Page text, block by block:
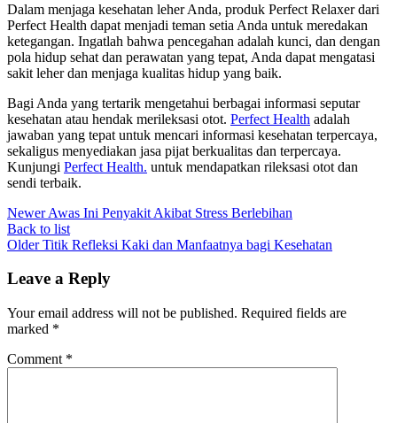
Dalam menjaga kesehatan leher Anda, produk Perfect Relaxer dari
Perfect Health dapat menjadi teman setia Anda untuk meredakan
ketegangan. Ingatlah bahwa pencegahan adalah kunci, dan dengan
pola hidup sehat dan perawatan yang tepat, Anda dapat mengatasi
sakit leher dan menjaga kualitas hidup yang baik.
Bagi Anda yang tertarik mengetahui berbagai informasi seputar
kesehatan atau hendak merileksasi otot. Perfect Health adalah
jawaban yang tepat untuk mencari informasi kesehatan terpercaya,
sekaligus menyediakan jasa pijat berkualitas dan terpercaya.
Kunjungi Perfect Health. untuk mendapatkan rileksasi otot dan
sendi terbaik.
Newer Awas Ini Penyakit Akibat Stress Berlebihan
Back to list
Older Titik Refleksi Kaki dan Manfaatnya bagi Kesehatan
Leave a Reply
Your email address will not be published. Required fields are
marked *
Comment *